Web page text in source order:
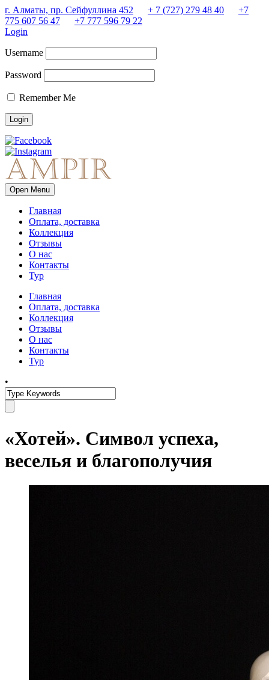
г. Алматы, пр. Сейфуллина 452 + 7 (727) 279 48 40
+7
775 607 56 47
+7 777 596 79 22
Login
Username
Password
Remember Me
Open Menu
Главная
Оплата, доставка
Коллекция
Отзывы
О нас
Контакты
Тур
Главная
Оплата, доставка
Коллекция
Отзывы
О нас
Контакты
Тур
•
«Хотей». Символ успеха,
веселья и благополучия